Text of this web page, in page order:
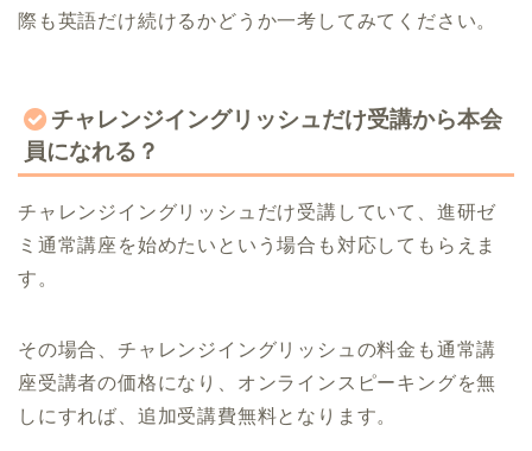
際も英語だけ続けるかどうか一考してみてください。
チャレンジイングリッシュだけ受講から本会
員になれる？
チャレンジイングリッシュだけ受講していて、進研ゼ
ミ通常講座を始めたいという場合も対応してもらえま
す。
その場合、チャレンジイングリッシュの料金も通常講
座受講者の価格になり、オンラインスピーキングを無
しにすれば、追加受講費無料となります。